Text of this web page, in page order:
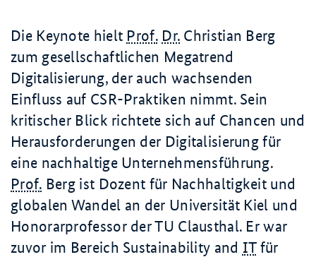
Die Keynote hielt Prof. Dr. Christian Berg
zum gesellschaftlichen Megatrend
Digitalisierung, der auch wachsenden
Einfluss auf CSR-Praktiken nimmt. Sein
kritischer Blick richtete sich auf Chancen und
Herausforderungen der Digitalisierung für
eine nachhaltige Unternehmensführung.
Prof. Berg ist Dozent für Nachhaltigkeit und
globalen Wandel an der Universität Kiel und
Honorarprofessor der TU Clausthal. Er war
zuvor im Bereich Sustainability and ITfür